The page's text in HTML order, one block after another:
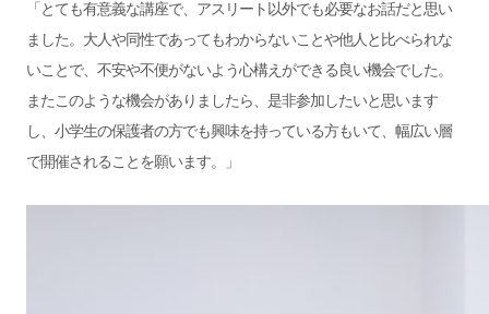
「とても有意義な講座で、アスリート以外でも必要なお話だと思い
ました。大人や同性であってもわからないことや他人と比べられな
いことで、不安や不便がないよう心構えができる良い機会でした。
またこのような機会がありましたら、是非参加したいと思います
し、小学生の保護者の方でも興味を持っている方もいて、幅広い層
で開催されることを願います。」